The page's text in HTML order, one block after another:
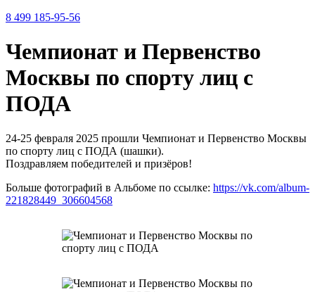
8 499 185-95-56
Чемпионат и Первенство
Москвы по спорту лиц с
ПОДА
24-25 февраля 2025 прошли Чемпионат и Первенство Москвы
по спорту лиц с ПОДА (шашки).
Поздравляем победителей и призёров!
Больше фотографий в Альбоме по ссылке: https://vk.com/album-
221828449_306604568